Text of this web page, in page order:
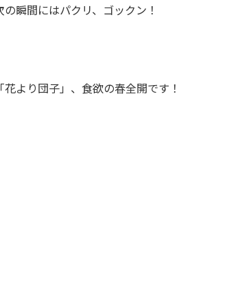
の瞬間にはパクリ、ゴックン！
花より団子」、食欲の春全開です！